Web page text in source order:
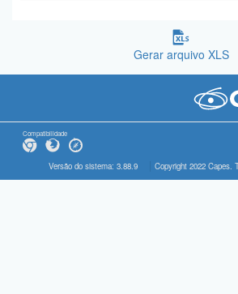
Gerar arquivo XLS
Compatibilidade
Versão do sistema: 3.88.9 Copyright 2022 Capes.